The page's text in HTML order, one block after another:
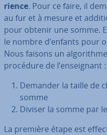
rience. Pour ce faire, il
au fur et à mesure et
pour obtenir une somme.
le nombre d’enfants pour
Nous faisons un
procédure de l’en­seig­nant :
Demander la taille de
somme
Diviser la somme par
La première étape est